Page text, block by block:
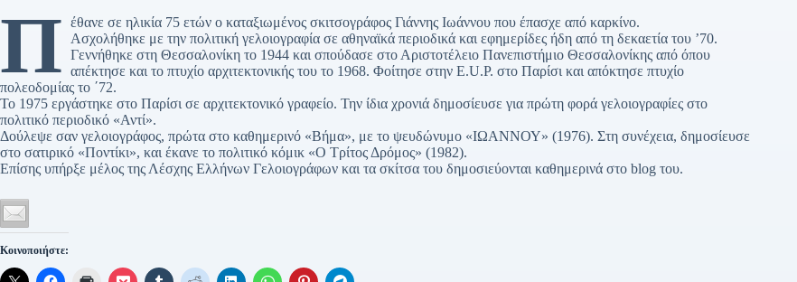
Π έθανε σε ηλικία 75 ετών ο καταξιωμένος σκιτσογράφος Γιάννης Ιωάννου που έπασχε από καρκίνο.
Ασχολήθηκε με την πολιτική γελοιογραφία σε αθηναϊκά περιοδικά και εφημερίδες ήδη από τη δεκαετία του ’70.
Γεννήθηκε στη Θεσσαλονίκη το 1944 και σπούδασε στο Αριστοτέλειο Πανεπιστήμιο Θεσσαλονίκης από όπου
απέκτησε και το πτυχίο αρχιτεκτονικής του το 1968. Φοίτησε στην E.U.P. στο Παρίσι και απόκτησε πτυχίο
πολεοδομίας το ΄72.
Το 1975 εργάστηκε στο Παρίσι σε αρχιτεκτονικό γραφείο. Την ίδια χρονιά δημοσίευσε για πρώτη φορά γελοιογραφίες στο
πολιτικό περιοδικό «Αντί».
Δούλεψε σαν γελοιογράφος, πρώτα στο καθημερινό «Βήμα», με το ψευδώνυμο «ΙΩΑΝΝΟΥ» (1976). Στη συνέχεια, δημοσίευσε
στο σατιρικό «Ποντίκι», και έκανε το πολιτικό κόμικ «Ο Τρίτος Δρόμος» (1982).
Επίσης υπήρξε μέλος της Λέσχης Ελλήνων Γελοιογράφων και τα σκίτσα του δημοσιεύονται καθημερινά στο blog του.
Κοινοποιήστε: